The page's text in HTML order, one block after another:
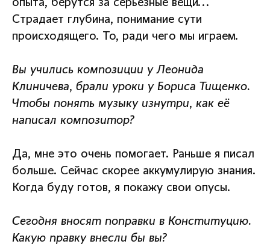
опыта, берутся за серьёзные вещи...
Страдает глубина, понимание сути
происходящего. То, ради чего мы играем.
Вы учились композиции у Леонида
Клиничева, брали уроки у Бориса Тищенко.
Чтобы понять музыку изнутри, как её
написал композитор?
Да, мне это очень помогает. Раньше я писал
больше. Сейчас скорее аккумулирую знания.
Когда буду готов, я покажу свои опусы.
Сегодня вносят поправки в Конституцию.
Какую правку внесли бы вы?